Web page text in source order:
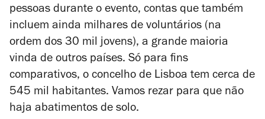
pessoas durante o evento, contas que também
incluem ainda milhares de voluntários (na
ordem dos 30 mil jovens), a grande maioria
vinda de outros países. Só para fins
comparativos, o concelho de Lisboa tem cerca de
545 mil habitantes. Vamos rezar para que não
haja abatimentos de solo.